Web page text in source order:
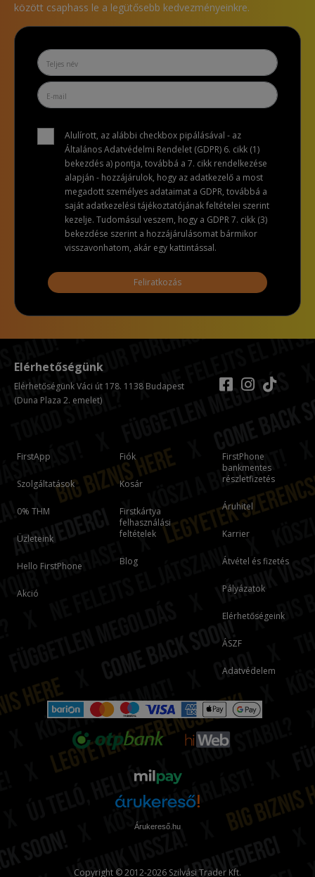
között csaphass le a legütősebb kedvezményeinkre.
Alulírott, az alábbi checkbox pipálásával - az
Általános Adatvédelmi Rendelet (GDPR) 6. cikk (1)
bekezdés a) pontja, továbbá a 7. cikk rendelkezése
alapján - hozzájárulok, hogy az adatkezelő a most
megadott személyes adataimat a GDPR, továbbá a
saját adatkezelési tájékoztatójának feltételei szerint
kezelje. Tudomásul veszem, hogy a GDPR 7. cikk (3)
bekezdése szerint a hozzájárulásomat bármikor
visszavonhatom, akár egy kattintással.
Feliratkozás
FirstApp
Szolgáltatások
0% THM
Üzleteink
Hello FirstPhone
Akció
Fiók
Kosár
Firstkártya
felhasználási
feltételek
Blog
FirstPhone
bankmentes
részletfizetés
Áruhitel
Karrier
Átvétel és fizetés
Pályázatok
Elérhetőségeink
ÁSZF
Adatvédelem
Elérhetőségünk
Elérhetőségünk Váci út 178. 1138 Budapest
(Duna Plaza 2. emelet)
Árukereső.hu
Copyright © 2012-2026 Szilvási Trader Kft.